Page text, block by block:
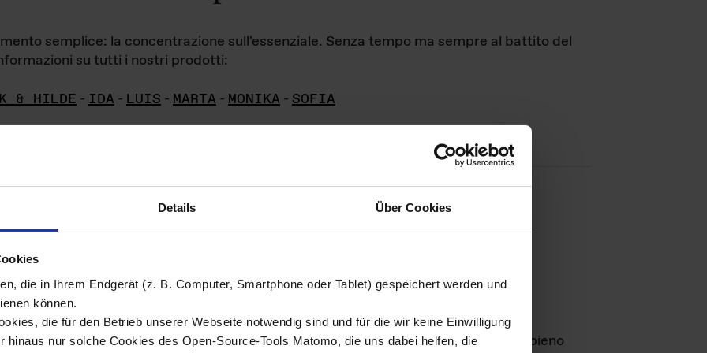
Details Über Cookies
die in Ihrem Endgerät (z. B. Computer, Smartphone oder Tablet) gespeichert werden und
können.
die für den Betrieb unserer Webseite notwendig sind und für die wir keine Einwilligung
hinaus nur solche Cookies des Open-Source-Tools Matomo, die uns dabei helfen, die
semplice: la concentrazione sull'essenziale. Senza tempo ma sempre al battito del
su tutti i nostri prodotti:
& HILDE - IDA - LUIS - MARTA - MONIKA - SOFIA
di immagini
materiale fotografico sono detenuti daDas ganze LebenGmbH e rimangono in pieno